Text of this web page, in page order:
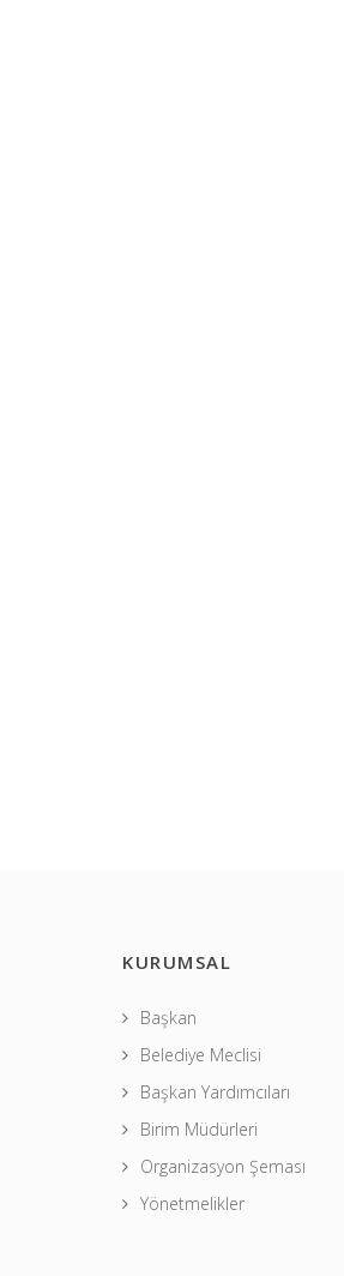
KURUMSAL
Başkan
Belediye Meclisi
Başkan Yardımcıları
Birim Müdürleri
Organizasyon Şeması
Yönetmelikler